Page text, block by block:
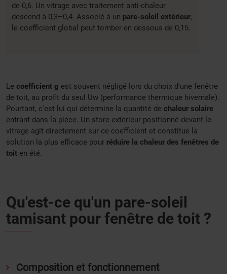
de 0,6. Un vitrage avec traitement anti-chaleur
descend à 0,3–0,4. Associé à un pare-soleil extérieur,
le coefficient global peut tomber en dessous de 0,15.
Le coefficient g est souvent négligé lors du choix d'une fenêtre
de toit, au profit du seul Uw (performance thermique hivernale).
Pourtant, c'est lui qui détermine la quantité de chaleur solaire
entrant dans la pièce. Un store extérieur positionné devant le
vitrage agit directement sur ce coefficient et constitue la
solution la plus efficace pour réduire la chaleur des fenêtres de
toit en été.
Qu'est-ce qu'un pare-soleil
tamisant pour fenêtre de toit ?
Composition et fonctionnement